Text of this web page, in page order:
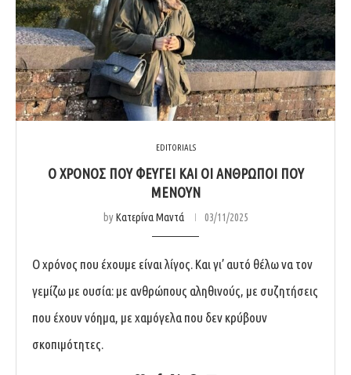
EDITORIALS
Ο ΧΡΌΝΟΣ ΠΟΥ ΦΕΎΓΕΙ ΚΑΙ ΟΙ ΆΝΘΡΩΠΟΙ ΠΟΥ
ΜΈΝΟΥΝ
byΚατερίνα Μαντά 03/11/2025
Ο χρόνος που έχουμε είναι λίγος. Και γι’ αυτό θέλω να τον
γεμίζω με ουσία: με ανθρώπους αληθινούς, με συζητήσεις
που έχουν νόημα, με χαμόγελα που δεν κρύβουν
σκοπιμότητες.